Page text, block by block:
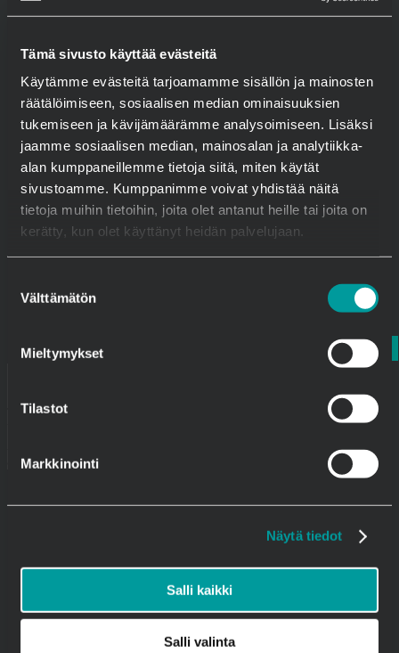
Tämä sivusto käyttää evästeitä
Käytämme evästeitä tarjoamamme sisällön ja mainosten
räätälöimiseen, sosiaalisen median ominaisuuksien
tukemiseen ja kävijämäärämme analysoimiseen. Lisäksi
jaamme sosiaalisen median, mainosalan ja analytiikka-
alan kumppaneillemme tietoja siitä, miten käytät
sivustoamme. Kumppanimme voivat yhdistää näitä
tietoja muihin tietoihin, joita olet antanut heille tai joita on
kerätty, kun olet käyttänyt heidän palvelujaan.
valinta
Välttämätön
Mieltymykset
Tilastot
Markkinointi
Näytä tiedot
Salli kaikki
Salli valinta
Typiska böjbara armeringsprodukter är bland andra U-byglar, L-
armering i din produktion? Låt oss tänka på det tillsammans.